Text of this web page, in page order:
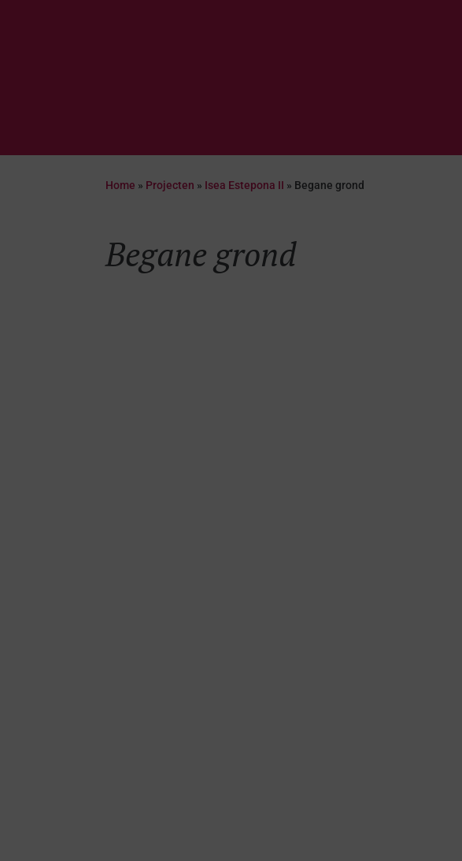
Home » Projecten » Isea Estepona II » Begane grond
Begane grond